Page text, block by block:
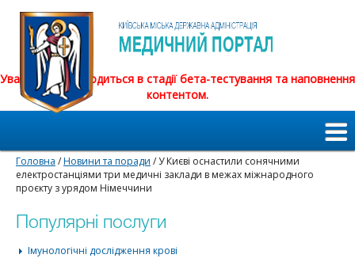
Увага! Сайт знаходиться в стадії бета-тестування та наповнення
контентом.
Головна /Новини та поради / У Києві оснастили сонячними
електростанціями три медичні заклади в межах міжнародного
проєкту з урядом Німеччини
Популярні послуги
Імунологічні дослідження крові